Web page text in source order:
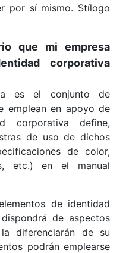
por sí mismo. Stílogo
que mi empresa
corporativa
es el conjunto de
emplean en apoyo de
corporativa define,
de uso de dichos
de color,
etc.) en el manual
de identidad
de aspectos
diferenciarán de su
podrán emplearse